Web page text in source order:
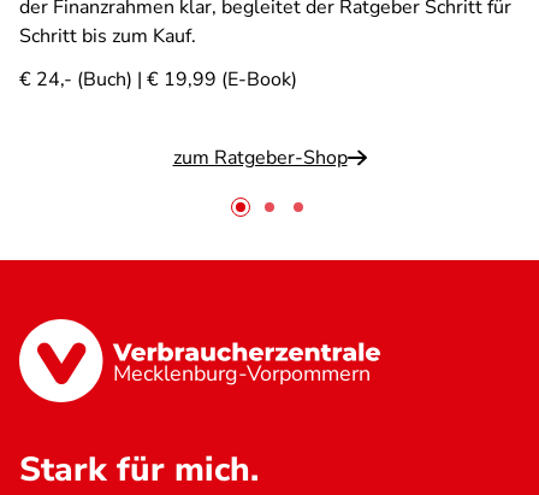
der Finanzrahmen klar, begleitet der Ratgeber Schritt für
Schritt bis zum Kauf.
€ 24,- (Buch) | € 19,99 (E-Book)
zum Ratgeber-Shop
Mecklenburg-Vorpommern
Stark für mich.